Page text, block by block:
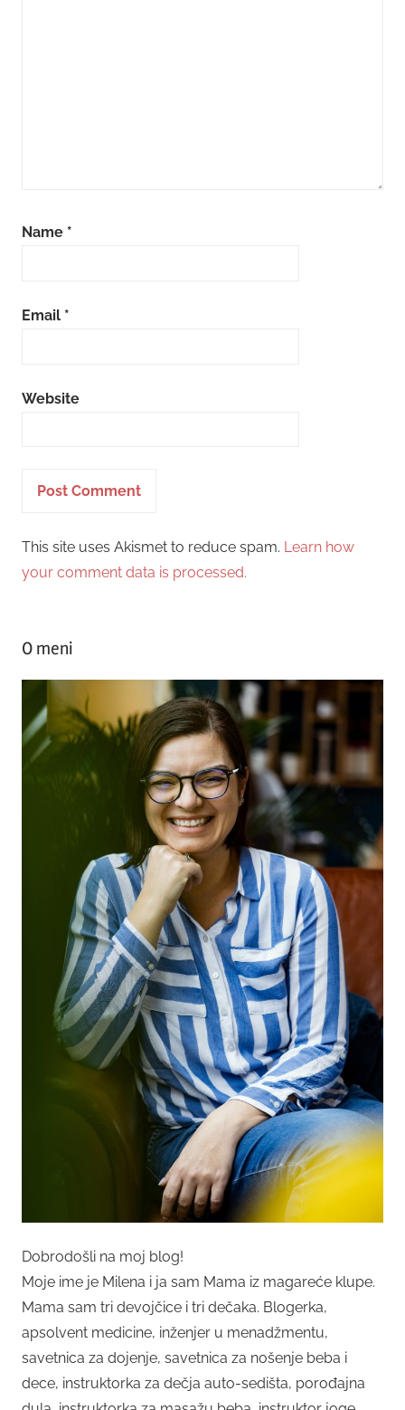
Name *
Email *
Website
This site uses Akismet to reduce spam. Learn how
your comment data is processed.
O meni
Dobrodošli na moj blog!
Moje ime je Milena i ja sam Mama iz magareće klupe.
Mama sam tri devojčice i tri dečaka. Blogerka,
apsolvent medicine, inženjer u menadžmentu,
savetnica za dojenje, savetnica za nošenje beba i
dece, instruktorka za dečja auto-sedišta, porođajna